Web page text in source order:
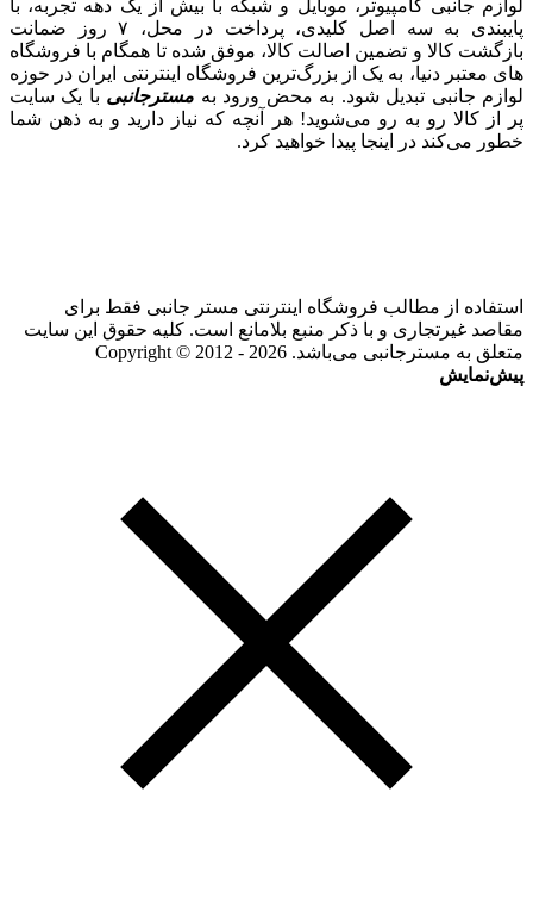
لوازم جانبی کامپیوتر، موبایل و شبکه با بیش از یک دهه تجربه، با
پایبندی به سه اصل کلیدی، پرداخت در محل، ۷ روز ضمانت
بازگشت کالا و تضمین اصالت کالا، موفق شده تا همگام با فروشگاه‌
های معتبر دنیا، به یک از بزرگ‌ترین فروشگاه اینترنتی ایران در حوزه
لوازم جانبی تبدیل شود. به محض ورود به مسترجانبی با یک سایت
پر از کالا رو به رو می‌شوید! هر آنچه که نیاز دارید و به ذهن شما
خطور می‌کند در اینجا پیدا خواهید کرد.
استفاده از مطالب فروشگاه اینترنتی مستر جانبی فقط برای
مقاصد غیرتجاری و با ذکر منبع بلامانع است. کلیه حقوق این سایت
متعلق به مسترجانبی می‌باشد. Copyright © 2012 - 2026
پیش‌نمایش